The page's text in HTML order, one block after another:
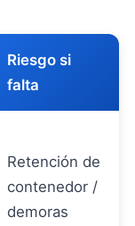
Riesgo si
falta
Retención de
contenedor /
demoras